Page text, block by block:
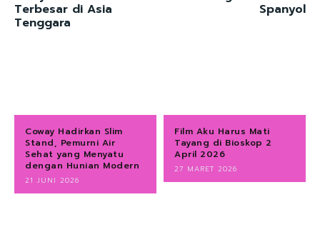
Terbesar di Asia
Tenggara
Spanyol
Coway Hadirkan Slim
Stand, Pemurni Air
Sehat yang Menyatu
dengan Hunian Modern
21 JUNI 2026
Film Aku Harus Mati
Tayang di Bioskop 2
April 2026
27 MARET 2026